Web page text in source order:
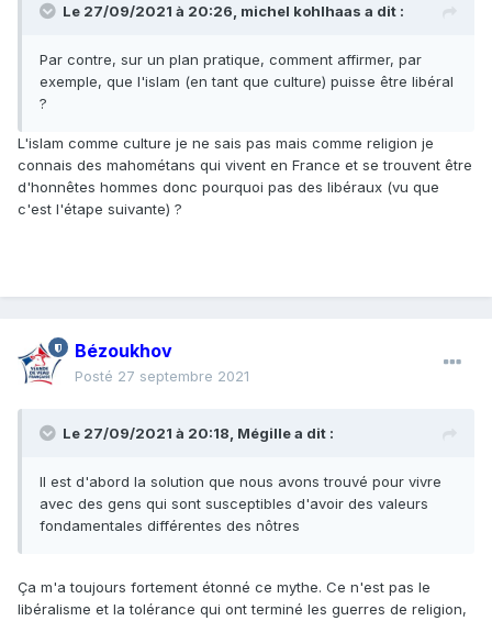
Le 27/09/2021 à 20:26, michel kohlhaas a dit :
Par contre, sur un plan pratique, comment affirmer, par
exemple, que l'islam (en tant que culture) puisse être libéral
?
L'islam comme culture je ne sais pas mais comme religion je
connais des mahométans qui vivent en France et se trouvent être
d'honnêtes hommes donc pourquoi pas des libéraux (vu que
c'est l'étape suivante) ?
Bézoukhov
Posté 27 septembre 2021
Le 27/09/2021 à 20:18, Mégillea dit :
Il est d'abord la solution que nous avons trouvé pour vivre
avec des gens qui sont susceptibles d'avoir des valeurs
fondamentales différentes des nôtres
Ça m'a toujours fortement étonné ce mythe. Ce n'est pas le
libéralisme et la tolérance qui ont terminé les guerres de religion,